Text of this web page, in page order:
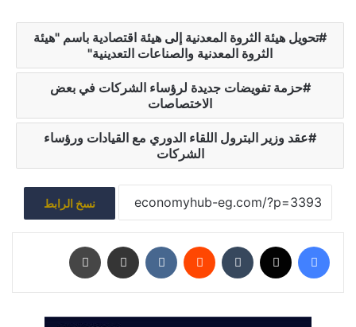
تحويل هيئة الثروة المعدنية إلى هيئة اقتصادية باسم "هيئة
الثروة المعدنية والصناعات التعدينية"
حزمة تفويضات جديدة لرؤساء الشركات في بعض
الاختصاصات
عقد وزير البترول اللقاء الدوري مع القيادات ورؤساء
الشركات
نسخ الرابط